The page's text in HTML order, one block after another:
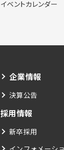
イベントカレンダー
企業情報
決算公告
採用情報
新卒採用